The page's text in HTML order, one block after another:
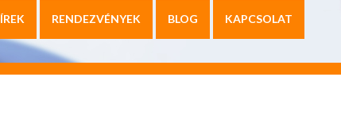
RENDEZVÉNYEK BLOG KAPCSOLAT